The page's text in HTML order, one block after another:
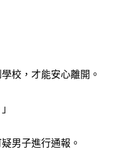
校，才能安心離開。
男子進行通報。